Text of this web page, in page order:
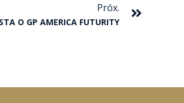
Próx.
O GP AMERICA FUTURITY